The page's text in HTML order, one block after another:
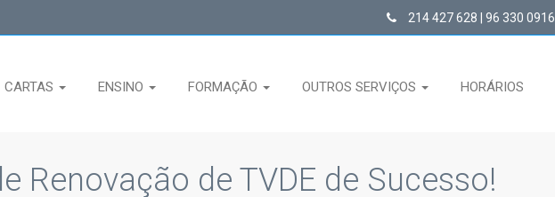
214 427 628 | 96 330 0916
CARTAS ENSINO FORMAÇÃO OUTROS SERVIÇOS HORÁRIOS
Renovação de TVDE de Sucesso!